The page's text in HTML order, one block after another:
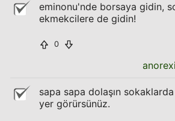
eminonu'nde borsaya gidin,
ekmekcilere de gidin!
0
sapa sapa dolaşın
yer görürsünüz.